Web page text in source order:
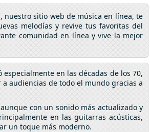
nuestro sitio web de música en línea, te
melodías y revive tus favoritas del
comunidad en línea y vive la mejor
en las décadas de los 70,
audiencias de todo el mundo gracias a
con un sonido más actualizado y
en las guitarras acústicas,
un toque más moderno.